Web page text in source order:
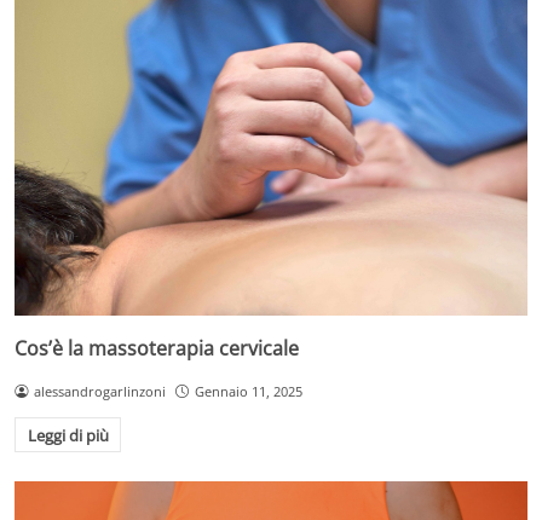
Cos’è la massoterapia cervicale
alessandrogarlinzoni Gennaio 11, 2025
Leggi di più